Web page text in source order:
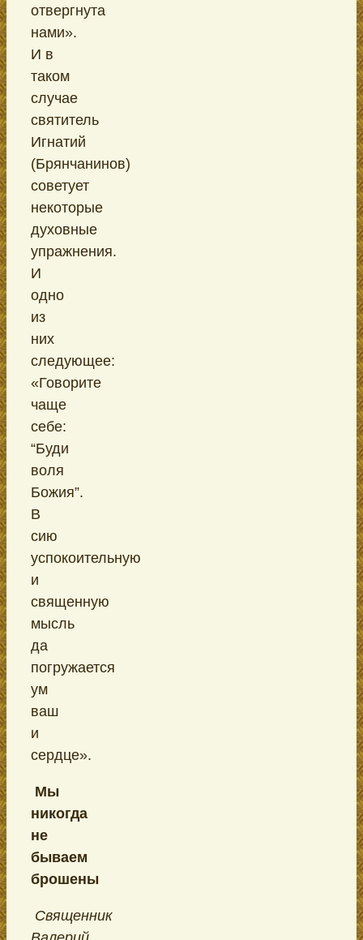
отвергнута
нами».
И в
таком
случае
святитель
Игнатий
(Брянчанинов)
советует
некоторые
духовные
упражнения.
И
одно
из
них
следующее:
«Говорите
чаще
себе:
“Буди
воля
Божия”.
В
сию
успокоительную
и
священную
мысль
да
погружается
ум
ваш
и
сердце».
Мы
никогда
не
бываем
брошены
Священник